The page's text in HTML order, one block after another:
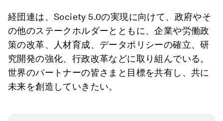
経団連は、Society 5.0の実現に向けて、政府やそ
の他のステークホルダーとともに、企業や労働政
策の改革、人材育成、データポリシーの確立、研
究開発の強化、行政改革などに取り組んでいる。
世界のパートナーの皆さまと目標を共有し、共に
未来を創造していきたい。